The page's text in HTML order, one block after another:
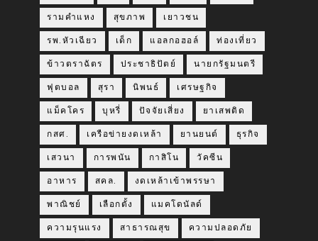
รามคำแหง สุขภาพ เยาวชน
รพ.หัวเฉียว เด็ก แอลกอฮอล์ ท่องเที่ยว
ข้าวตราฉัตร ประชาธิปัตย์ นายกรัฐมนตรี
ฟุตบอล สุรา นิพนธ์ เศรษฐกิจ
แม็คโคร บุหรี่ ปัจจัยเสี่ยง ยาเสพติด
กสศ. เครือข่ายงดเหล้า ยานยนต์ ธุรกิจ
เสวนา การพนัน กาสิโน วัคซีน
อาหาร สคล. งดเหล้าเข้าพรรษา
พาณิชย์ เลือกตั้ง แมคโดนัลด์
ความรุนแรง สาธารณสุข ความปลอดภัย